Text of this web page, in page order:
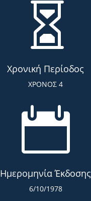

Χρονική Περίοδος
ΧΡΟΝΟΣ 4

Ημερομηνία Έκδοσης
6/10/1978